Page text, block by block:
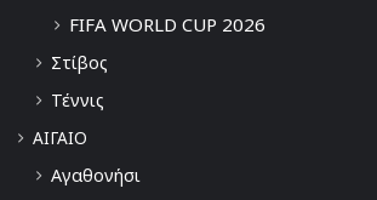
FIFA WORLD CUP 2026
Στίβος
Τέννις
ΑΙΓΑΙΟ
Αγαθονήσι